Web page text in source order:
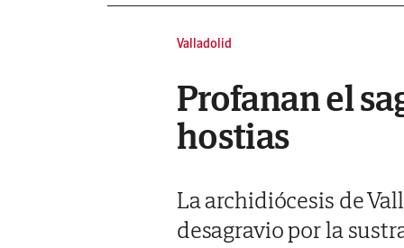
Valladolid
Profanan el
hostias
La archidiócesis de
desagravio por la